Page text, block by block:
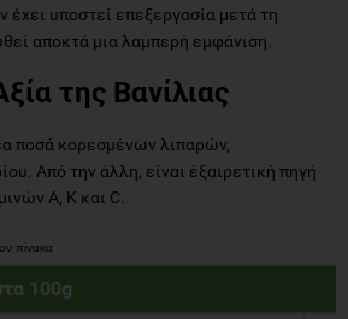
έχει υποστεί επεξεργασία μετά τη
αποκτά μια λαμπερή εμφάνιση.
της Βανίλιας
ποσά κορεσμένων λιπαρών,
Από την άλλη, είναι έξαιρετική πηγή
Α, Κ και C.
100g